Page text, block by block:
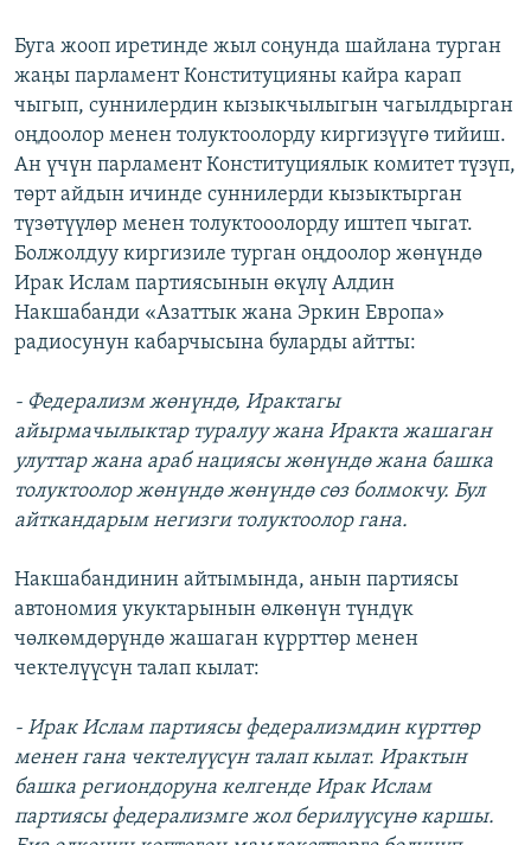
Буга жооп иретинде жыл соңунда шайлана турган
жаңы парламент Конституцияны кайра карап
чыгып, суннилердин кызыкчылыгын чагылдырган
оңдоолор менен толуктоолорду киргизүүгө тийиш.
Ан үчүн парламент Конституциялык комитет түзүп,
төрт айдын ичинде суннилерди кызыктырган
түзөтүүлөр менен толуктооолорду иштеп чыгат.
Болжолдуу киргизиле турган оңдоолор жөнүндө
Ирак Ислам партиясынын өкүлү Алдин
Накшабанди «Азаттык жана Эркин Европа»
радиосунун кабарчысына буларды айтты:
- Федерализм жөнүндө, Ирактагы
айырмачылыктар туралуу жана Иракта жашаган
улуттар жана араб нациясы жөнүндө жана башка
толуктоолор жөнүндө жөнүндө сөз болмокчу. Бул
айткандарым негизги толуктоолор гана.
Накшабандинин айтымында, анын партиясы
автономия укуктарынын өлкөнүн түндүк
чөлкөмдөрүндө жашаган күррттөр менен
чектелүүсүн талап кылат:
- Ирак Ислам партиясы федерализмдин күрттөр
менен гана чектелүүсүн талап кылат. Ирактын
башка региондоруна келгенде Ирак Ислам
партиясы федерализмге жол берилүүсүнө каршы.